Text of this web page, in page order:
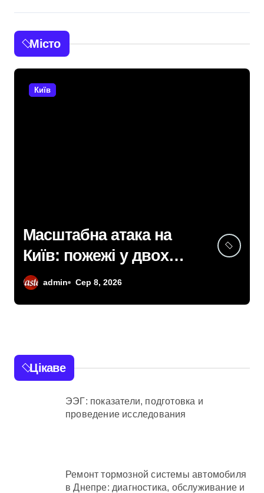
Місто
Київ
У Києві підрядницю
звинувачують у
розкраданні понад пів
admin Сер 8, 2026
Цікаве
ЭЭГ: показатели, подготовка и
проведение исследования
Ремонт тормозной системы автомобиля
в Днепре: диагностика, обслуживание и